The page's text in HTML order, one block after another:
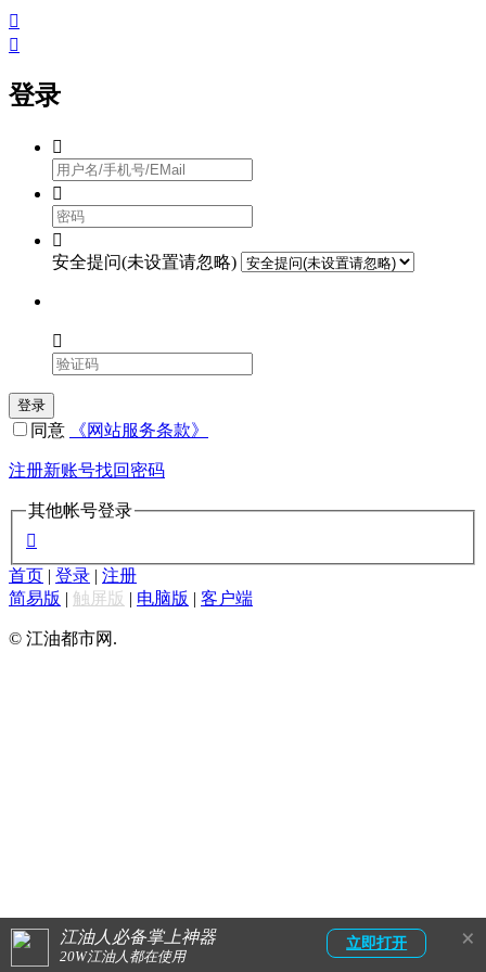
江油人必备掌上神器
20W江油人都在使用
立即打开 ×


登录



安全提问(未设置请忽略)

登录
同意 《网站服务条款》
注册新账号找回密码
其他帐号登录

首页 | 登录 | 注册
简易版 | 触屏版 | 电脑版 | 客户端
© 江油都市网.